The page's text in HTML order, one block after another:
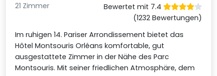
21 Zimmer
Bewertet mit 7.4
(1232 Bewertungen)
Im ruhigen 14. Pariser Arrondissement bietet das
Hôtel Montsouris Orléans komfortable, gut
ausgestattete Zimmer in der Nähe des Parc
Montsouris. Mit seiner friedlichen Atmosphäre, dem